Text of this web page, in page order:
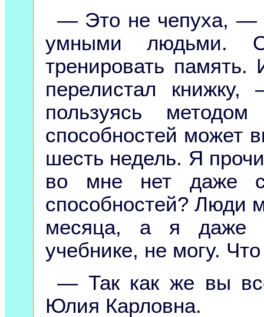
— Это не чепуха, —
умными людьми.
тренировать
перелистал
пользуясь
способностей может
шесть недель. Я
во мне нет даже
способностей? Люди
месяца, а я даже
учебнике, не могу.
— Так как же вы
Юлия Карловна.